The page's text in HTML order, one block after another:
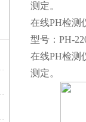
测定。
在线PH检测
型号：PH-
在线PH检测
测定。